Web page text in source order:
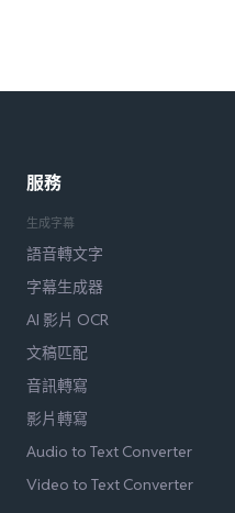
服務
生成字幕
語音轉文字
字幕生成器
AI 影片 OCR
文稿匹配
音訊轉寫
影片轉寫
Audio to Text Converter
Video to Text Converter